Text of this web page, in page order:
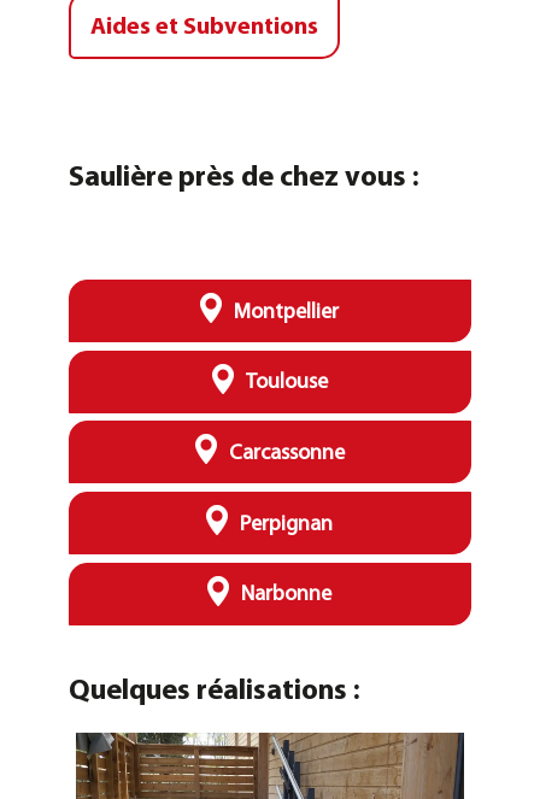
Aides et Subventions
Saulière près de chez vous :
Montpellier
Toulouse
Carcassonne
Perpignan
Narbonne
Quelques réalisations :